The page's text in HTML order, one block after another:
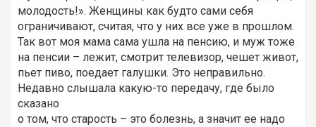
молодость!». Женщины как будто сами себя
ограничивают, считая, что у них все уже в прошлом.
Так вот моя мама сама ушла на пенсию, и муж тоже
на пенсии – лежит, смотрит телевизор, чешет живот,
пьет пиво, поедает галушки. Это неправильно.
Недавно слышала какую-то передачу, где было
сказано
о том, что старость – это болезнь, а значит ее надо